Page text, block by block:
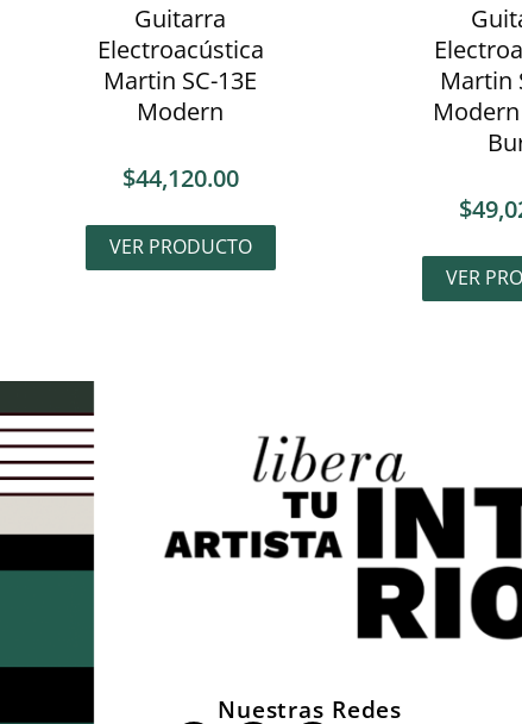
Guitarra
Electroacústica
Martin SC-13E
Modern
$44,120.00
VER PRODUCTO
Martin
$
VER
Nuestras Redes